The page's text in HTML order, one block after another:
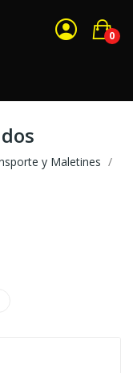
0
y Maletines